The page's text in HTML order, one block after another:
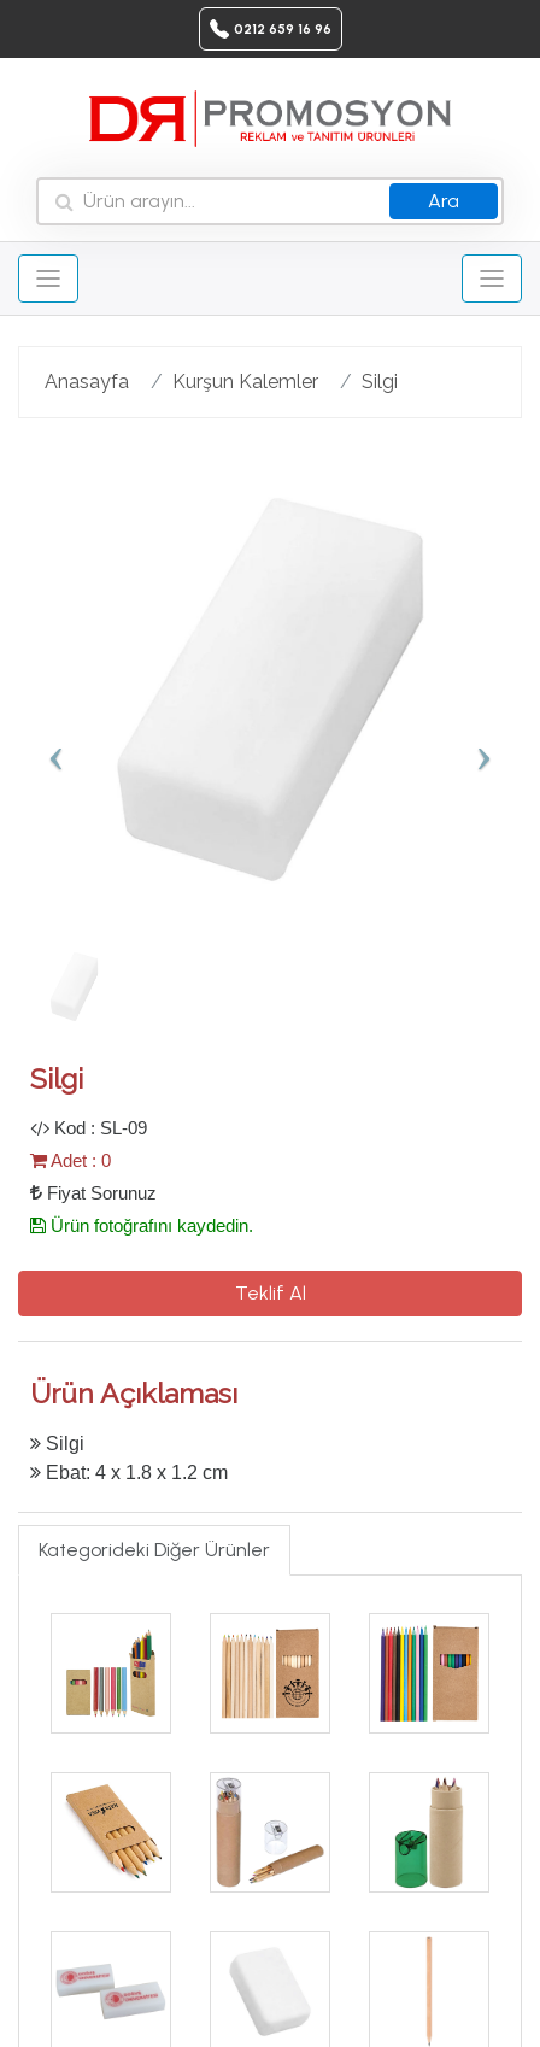
0212 659 16 96
Ara
Anasayfa Kurşun Kalemler Silgi
Silgi
Kod : SL-09
Adet : 0
Fiyat Sorunuz
Ürün fotoğrafını kaydedin.
Teklif Al
Ürün Açıklaması
Silgi
Ebat: 4 x 1.8 x 1.2 cm
Kategorideki Diğer Ürünler